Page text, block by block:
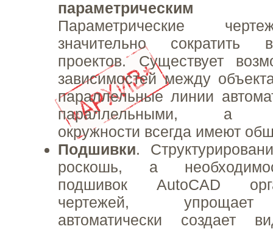
Параметрические
значительно сократить
проектов. Существует
зависимостей между
параллельные линии
параллельными, а
окружности всегда имеют
Подшивки.
роскошь, а
подшивок AutoCAD
чертежей, упрощает
автоматически создает